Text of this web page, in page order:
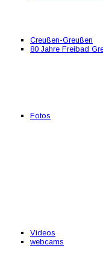
Creußen-Greußen
80 Jahre Freibad
Fotos
Videos
webcams